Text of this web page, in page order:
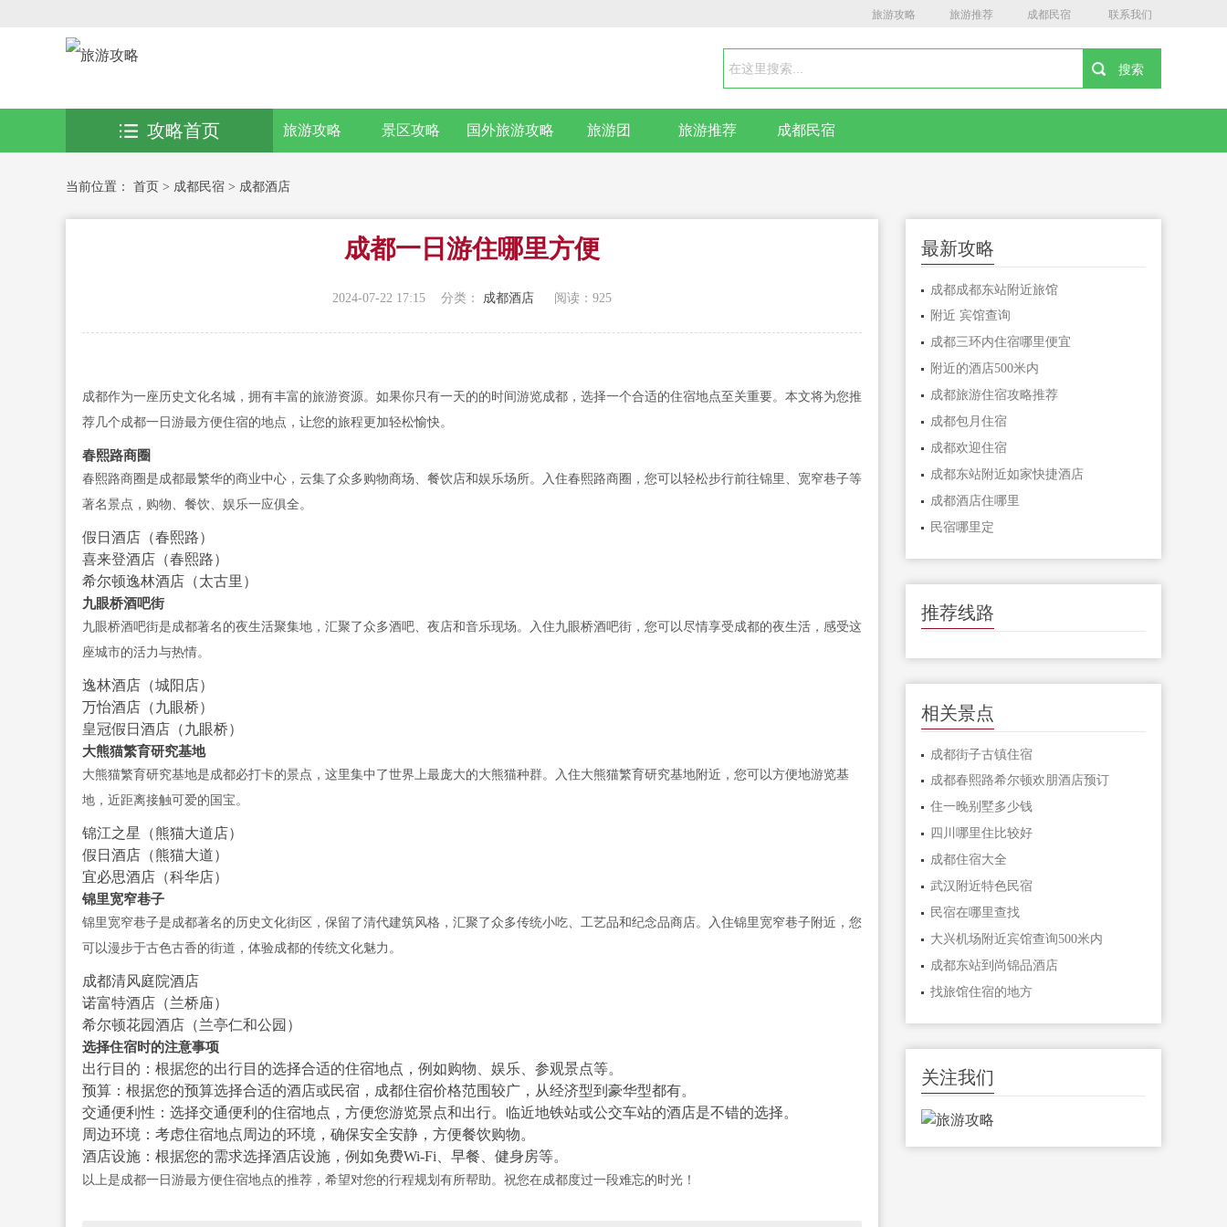
旅游攻略 旅游推荐 成都民宿 联系我们
旅游攻略 景区攻略 国外旅游攻略 旅游团 旅游推荐 成都民宿
攻略首页
当前位置： 首页 > 成都民宿 > 成都酒店
成都一日游住哪里方便
2024-07-22 17:15 分类： 成都酒店 阅读： 925
成都作为一座历史文化名城，拥有丰富的旅游资源。如果你只有一天的的时间游览成都，选择一个合适的住宿地点至关重要。本文将为您推
荐几个成都一日游最方便住宿的地点，让您的旅程更加轻松愉快。
春熙路商圈
春熙路商圈是成都最繁华的商业中心，云集了众多购物商场、餐饮店和娱乐场所。入住春熙路商圈，您可以轻松步行前往锦里、宽窄巷子等
著名景点，购物、餐饮、娱乐一应俱全。
假日酒店（春熙路）
喜来登酒店（春熙路）
希尔顿逸林酒店（太古里）
九眼桥酒吧街
九眼桥酒吧街是成都著名的夜生活聚集地，汇聚了众多酒吧、夜店和音乐现场。入住九眼桥酒吧街，您可以尽情享受成都的夜生活，感受这
座城市的活力与热情。
逸林酒店（城阳店）
万怡酒店（九眼桥）
皇冠假日酒店（九眼桥）
大熊猫繁育研究基地
大熊猫繁育研究基地是成都必打卡的景点，这里集中了世界上最庞大的大熊猫种群。入住大熊猫繁育研究基地附近，您可以方便地游览基
地，近距离接触可爱的国宝。
锦江之星（熊猫大道店）
假日酒店（熊猫大道）
宜必思酒店（科华店）
锦里宽窄巷子
锦里宽窄巷子是成都著名的历史文化街区，保留了清代建筑风格，汇聚了众多传统小吃、工艺品和纪念品商店。入住锦里宽窄巷子附近，您
可以漫步于古色古香的街道，体验成都的传统文化魅力。
成都清风庭院酒店
诺富特酒店（兰桥庙）
希尔顿花园酒店（兰亭仁和公园）
选择住宿时的注意事项
出行目的：根据您的出行目的选择合适的住宿地点，例如购物、娱乐、参观景点等。
预算：根据您的预算选择合适的酒店或民宿，成都住宿价格范围较广，从经济型到豪华型都有。
交通便利性：选择交通便利的住宿地点，方便您游览景点和出行。临近地铁站或公交车站的酒店是不错的选择。
周边环境：考虑住宿地点周边的环境，确保安全安静，方便餐饮购物。
酒店设施：根据您的需求选择酒店设施，例如免费Wi-Fi、早餐、健身房等。
以上是成都一日游最方便住宿地点的推荐，希望对您的行程规划有所帮助。祝您在成都度过一段难忘的时光！
最新攻略
成都成都东站附近旅馆
附近 宾馆查询
成都三环内住宿哪里便宜
附近的酒店500米内
成都旅游住宿攻略推荐
成都包月住宿
成都欢迎住宿
成都东站附近如家快捷酒店
成都酒店住哪里
民宿哪里定
推荐线路
相关景点
成都街子古镇住宿
成都春熙路希尔顿欢朋酒店预订
住一晚别墅多少钱
四川哪里住比较好
成都住宿大全
武汉附近特色民宿
民宿在哪里查找
大兴机场附近宾馆查询500米内
成都东站到尚锦品酒店
找旅馆住宿的地方
关注我们